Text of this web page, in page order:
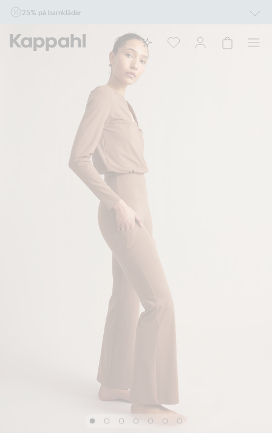
25% på barnkläder
10.00. Ej Newbie. Gäller för dig som är eller blir medlem. Kan ej kombineras med
andra rabatter eller erbjudanden.
Shoppa nu